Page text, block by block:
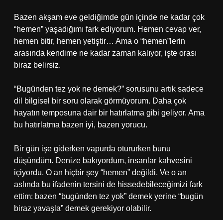
Bazen akşam eve geldiğimde gün içinde ne kadar çok
“hemen” yaşadığımı fark ediyorum. Hemen cevap ver,
hemen bitir, hemen yetiştir… Ama o “hemen”lerin
arasında kendime ne kadar zaman kalıyor, işte orası
biraz belirsiz.
“Bugünden tez yok ne demek?” sorusunu artık sadece
dil bilgisel bir soru olarak görmüyorum. Daha çok
hayatın temposuna dair bir hatırlatma gibi geliyor. Ama
bu hatırlatma bazen iyi, bazen yorucu.
Bir gün işe giderken vapurda otururken bunu
düşündüm. Denize bakıyordum, insanlar kahvesini
içiyordu. O an hiçbir şey “hemen” değildi. Ve o an
aslında bu ifadenin tersini de hissedebileceğimizi fark
ettim: bazen “bugünden tez yok” demek yerine “bugün
biraz yavaşla” demek gerekiyor olabilir.